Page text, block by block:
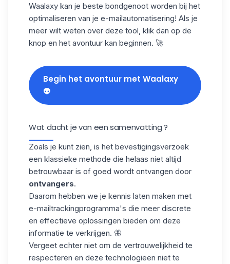
Waalaxy kan je beste bondgenoot worden bij het
optimaliseren van je e-mailautomatisering! Als je
meer wilt weten over deze tool, klik dan op de
knop en het avontuur kan beginnen. 🚀
Begin het avontuur met Waalaxy
👽
Wat dacht je van een samenvatting ?
Zoals je kunt zien, is het bevestigingsverzoek
een klassieke methode die helaas niet altijd
betrouwbaar is of goed wordt ontvangen door
ontvangers.
Daarom hebben we je kennis laten maken met
e-mailtrackingprogramma's die meer discrete
en effectieve oplossingen bieden om deze
informatie te verkrijgen. 🦋
Vergeet echter niet om de vertrouwelijkheid te
respecteren en deze technologieën niet te